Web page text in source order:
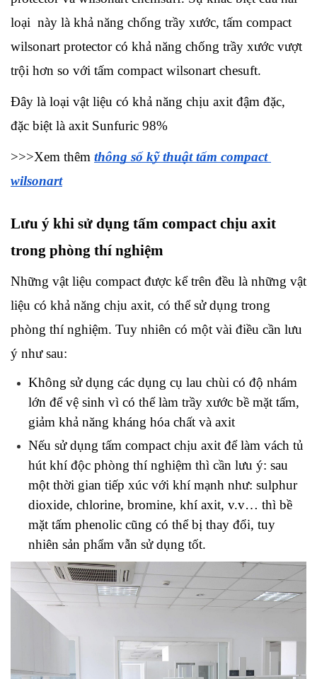
loại  này là khả năng chống trầy xước, tấm compact
wilsonart protector có khả năng chống trầy xước vượt
trội hơn so với tấm compact wilsonart chesuft.
Đây là loại vật liệu có khả năng chịu axit đậm đặc,
đặc biệt là axit Sunfuric 98%
>>>Xem thêm thông số kỹ thuật tấm compact
wilsonart
Lưu ý khi sử dụng tấm compact chịu axit
trong phòng thí nghiệm
Những vật liệu compact được kể trên đều là những vật
liệu có khả năng chịu axit, có thể sử dụng trong
phòng thí nghiệm. Tuy nhiên có một vài điều cần lưu
ý như sau:
Không sử dụng các dụng cụ lau chùi có độ nhám
lớn để vệ sinh vì có thể làm trầy xước bề mặt tấm,
giảm khả năng kháng hóa chất và axit
Nếu sử dụng tấm compact chịu axit để làm vách tủ
hút khí độc phòng thí nghiệm thì cần lưu ý: sau
một thời gian tiếp xúc với khí mạnh như: sulphur
dioxide, chlorine, bromine, khí axit, v.v… thì bề
mặt tấm phenolic cũng có thể bị thay đổi, tuy
nhiên sản phẩm vẫn sử dụng tốt.